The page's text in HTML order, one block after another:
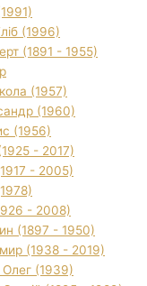
(1996)
(1891 - 1955)
(1957)
(1960)
(1956)
- 2017)
- 2005)
- 2008)
(1897 - 1950)
(1938 - 2019)
(1939)